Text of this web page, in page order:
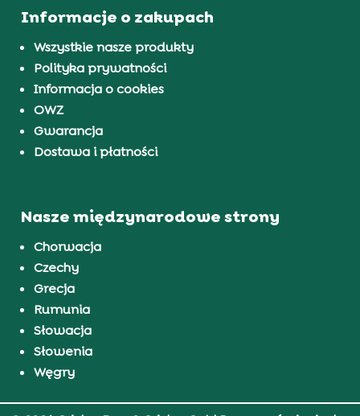
Informacje o zakupach
Wszystkie nasze produkty
Polityka prywatności
Informacja o cookies
OWZ
Gwarancja
Dostawa i płatności
Nasze międzynarodowe strony
Chorwacja
Czechy
Grecja
Rumunia
Słowacja
Słowenia
Węgry